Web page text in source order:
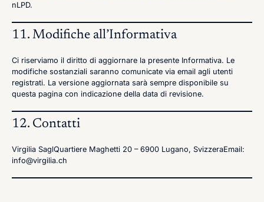
nLPD.
11. Modifiche all’Informativa
Ci riserviamo il diritto di aggiornare la presente Informativa. Le
modifiche sostanziali saranno comunicate via email agli utenti
registrati. La versione aggiornata sarà sempre disponibile su
questa pagina con indicazione della data di revisione.
12. Contatti
Virgilia SaglQuartiere Maghetti 20 – 6900 Lugano, SvizzeraEmail:
info@virgilia.ch